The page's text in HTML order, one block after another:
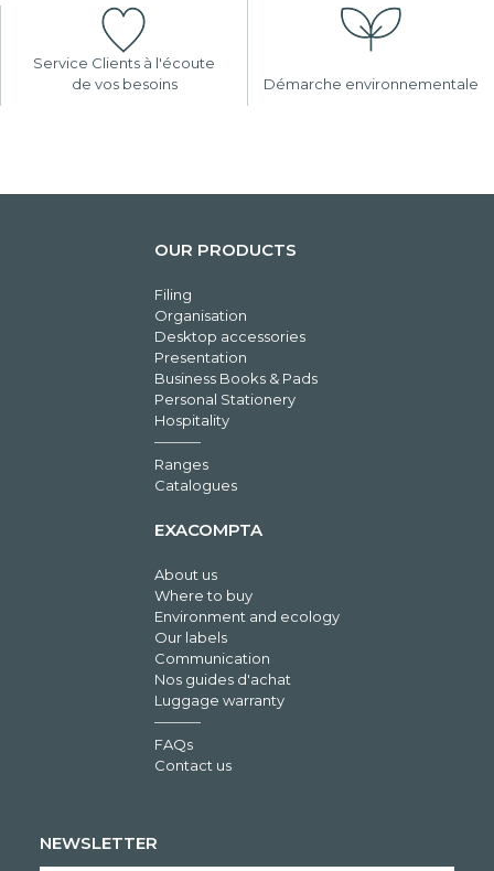
Service Clients à l'écoute
de vos besoins
Démarche environnementale
OUR PRODUCTS
Filing
Organisation
Desktop accessories
Presentation
Business Books & Pads
Personal Stationery
Hospitality
Ranges
Catalogues
EXACOMPTA
About us
Where to buy
Environment and ecology
Our labels
Communication
Nos guides d'achat
Luggage warranty
FAQs
Contact us
NEWSLETTER